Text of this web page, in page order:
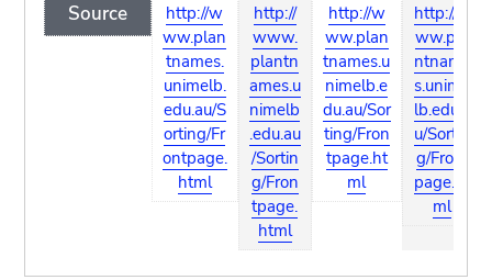
Source
http://w
ww.plan
tnames.
unimelb.
edu.au/S
orting/Fr
ontpage.
html
http://
www.
plantn
ames.u
nimelb
.edu.au
/Sortin
g/Fron
tpage.
html
http://w
ww.plan
tnames.u
nimelb.e
du.au/Sor
ting/Fron
tpage.ht
ml
http://w
ww.pla
ntname
s.unime
lb.edu.a
u/Sortin
g/Front
page.ht
ml